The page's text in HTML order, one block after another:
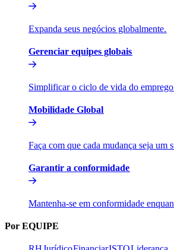
Expanda seus negócios globalmente.​​
Gerenciar equipes globais​​
Simplificar o ciclo de vida do
Mobilidade Global​​
Faça com que cada mudança seja um
Garantir a conformidade​​
Mantenha-se em conformidade
Por EQUIPE​​